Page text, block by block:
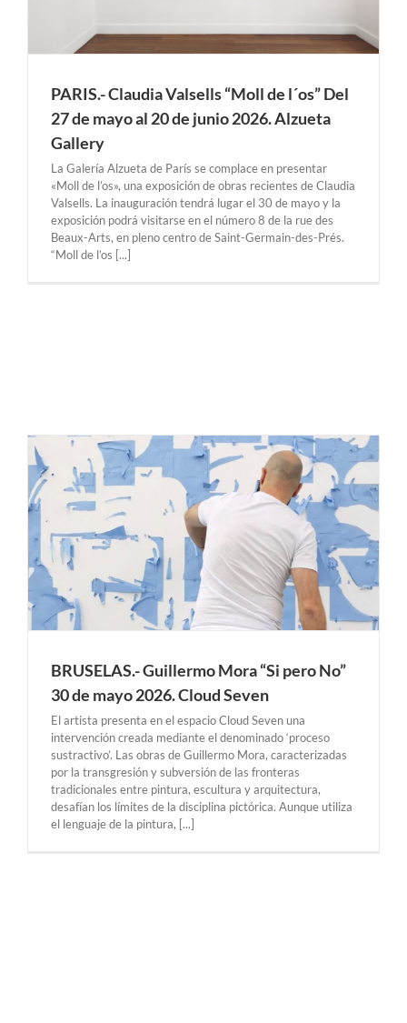
PARIS.- Claudia Valsells “Moll de l´os” Del
27 de mayo al 20 de junio 2026. Alzueta
Gallery
La Galería Alzueta de París se complace en presentar
«Moll de l’os», una exposición de obras recientes de Claudia
Valsells. La inauguración tendrá lugar el 30 de mayo y la
exposición podrá visitarse en el número 8 de la rue des
Beaux-Arts, en pleno centro de Saint-Germain-des-Prés.
“Moll de l’os [...]
BRUSELAS.- Guillermo Mora “Si pero No”
30 de mayo 2026. Cloud Seven
El artista presenta en el espacio Cloud Seven una
intervención creada mediante el denominado ‘proceso
sustractivo’. Las obras de Guillermo Mora, caracterizadas
por la transgresión y subversión de las fronteras
tradicionales entre pintura, escultura y arquitectura,
desafían los límites de la disciplina pictórica. Aunque utiliza
el lenguaje de la pintura, [...]